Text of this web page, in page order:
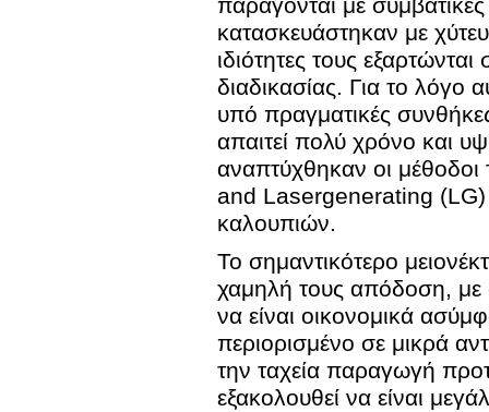
παράγονται με συμβατικές
κατασκευάστηκαν με
ιδιότητες τους
διαδικασίας. Για το λόγο
υπό πραγματικές
απαιτεί πολύ χρόνο και
αναπτύχθηκαν οι
and Lasergenerating (LG)
καλουπιών.
Το σημαντικότερο
χαμηλή τους απόδοση, με
να είναι οικονομικά
περιορισμένο σε μικρά
την ταχεία παραγωγή
εξακολουθεί να είναι